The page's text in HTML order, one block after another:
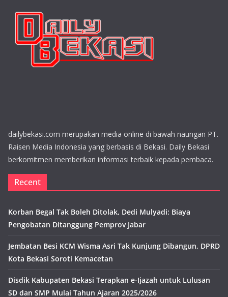
dailybekasi.com merupakan media online di bawah naungan PT.
Raisen Media Indonesia yang berbasis di Bekasi. Daily Bekasi
berkomitmen memberikan informasi terbaik kepada pembaca.
Recent
Korban Begal Tak Boleh Ditolak, Dedi Mulyadi: Biaya
Pengobatan Ditanggung Pemprov Jabar
Jembatan Besi KCM Wisma Asri Tak Kunjung Dibangun, DPRD
Kota Bekasi Soroti Kemacetan
Disdik Kabupaten Bekasi Terapkan e-Ijazah untuk Lulusan
SD dan SMP Mulai Tahun Ajaran 2025/2026